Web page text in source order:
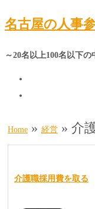
名古屋の人事
～20名以上100名以下の
Home » 経営 » 介
介護職採用費を取る